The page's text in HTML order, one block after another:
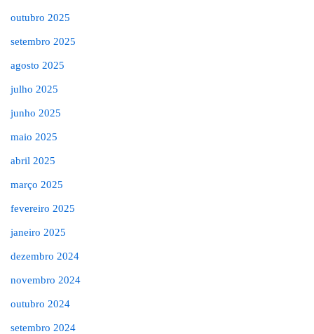
outubro 2025
setembro 2025
agosto 2025
julho 2025
junho 2025
maio 2025
abril 2025
março 2025
fevereiro 2025
janeiro 2025
dezembro 2024
novembro 2024
outubro 2024
setembro 2024